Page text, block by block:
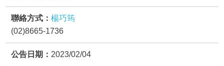
楊巧筠
(02)8665-1736
2023/02/04